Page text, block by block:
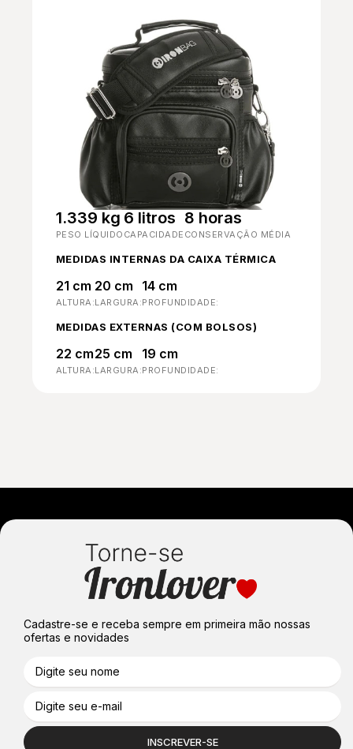
1.339 kg
PESO LÍQUIDO
6 litros
CAPACIDADE
8 horas
CONSERVAÇÃO MÉDIA
MEDIDAS INTERNAS DA CAIXA TÉRMICA
21 cm
ALTURA:
20 cm
LARGURA:
14 cm
PROFUNDIDADE:
MEDIDAS EXTERNAS (COM BOLSOS)
22 cm
ALTURA:
25 cm
LARGURA:
19 cm
PROFUNDIDADE:
Cadastre-se e receba sempre em primeira mão nossas
ofertas e novidades